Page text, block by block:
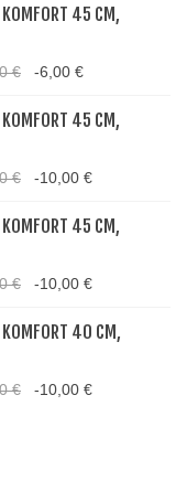
KOMFORT 45 CM,
€ -6,00 €
KOMFORT 45 CM,
€ -10,00 €
KOMFORT 45 CM,
€ -10,00 €
KOMFORT 40 CM,
€ -10,00 €